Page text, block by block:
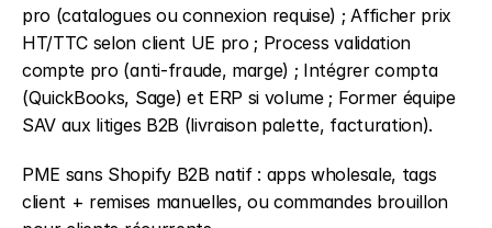
pro (catalogues ou connexion requise) ; Afficher prix
HT/TTC selon client UE pro ; Process validation
compte pro (anti-fraude, marge) ; Intégrer compta
(QuickBooks, Sage) et ERP si volume ; Former équipe
SAV aux litiges B2B (livraison palette, facturation).
PME sans Shopify B2B natif : apps wholesale, tags
client + remises manuelles, ou commandes brouillon